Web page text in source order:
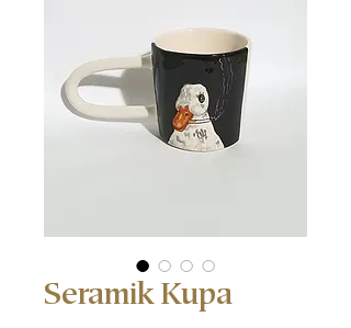
Seramik Kupa